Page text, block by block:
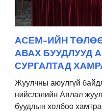
АСЕМ-ИЙН
АВАХ БУУДЛУУД
СУРГАЛТАД
Жуулчны аюулгүй
нийслэлийн Аялал
буудлын холбоо